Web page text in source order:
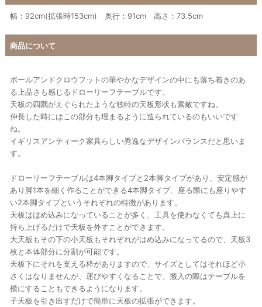
幅：92cm(拡張時153cm) 奥行：91cm 高さ：73.5cm
商品について
ボールアンドクロウフットの華やかなデザインの中にも落ち着きのあ
る上品さも感じるドローリーフテーブルです。
天板の四隅がえぐられたような独特の天板形状も素敵ですね。
伸長した時にはこの部分も埋まるように造られているのもいいです
ね。
イギリスアンティーク家具らしい秀逸なデザインバランスだと思いま
す。
ドローリーフテーブルは4本脚タイプと2本脚タイプがあり、安定感が
あり脚1本を細く作ることができる4本脚タイプ、座る際にも座りやす
い2本脚タイプというそれぞれの特徴があります。
天板ははめ込みになっていることが多く、工具を使わなくても真上に
持ち上げるだけで天板を外すことができます。
大天板もその下の小天板もそれぞれがはめ込みになってるので、天板3
枚と本体部分に分割が可能です。
天板下にそれを支える枠がありますので、サイズとしてはそれほど小
さくはなりませんが、運びやすくなることで、搬入の際はテーブルを
横にすることもできるようになります。
子天板を引き出すだけで簡単に天板の拡張ができます。